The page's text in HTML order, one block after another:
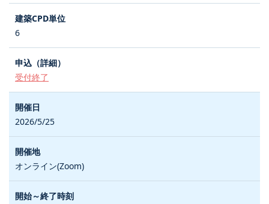
6
受付終了
2026/5/25
オンライン(Zoom)